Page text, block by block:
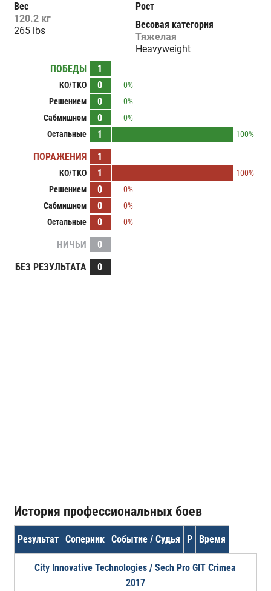
Вес
120.2 кг
265 lbs
Рост
Весовая категория
Тяжелая
Heavyweight
ПОБЕДЫ
1
KO/TKO 0
0%
Решением
0
0%
Сабмишном
0
0%
Остальные
1 100%
ПОРАЖЕНИЯ 1
KO/TKO 1
100%
Решением
0
0%
Сабмишном
0
0%
Остальные
0 0%
НИЧЬИ
0
БЕЗ РЕЗУЛЬТАТА
0
История профессиональных боев
Результат Соперник Событие / Судья Р Время
City Innovative Technologies / Sech Pro GIT Crimea
2017